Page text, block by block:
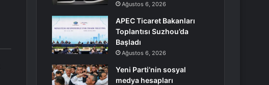
Ağustos 6, 2026
APEC Ticaret Bakanları
Toplantısı Suzhou’da
Başladı
Ağustos 6, 2026
Yeni Parti’nin sosyal
medya hesapları